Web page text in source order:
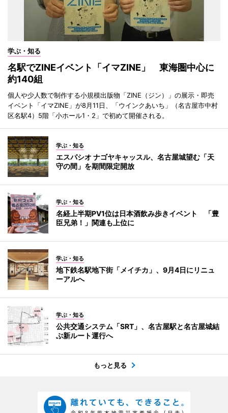
学ぶ・知る
名駅でZINEイベント「イマZINE」 東海圏中心に
約140組
個人や少人数で制作する小規模出版物「ZINE（ジン）」の展示・即売
イベント「イマZINE」が8月11日、「ウインクあいち」（名古屋市中村
区名駅4）5階「小ホール1・2」で初めて開催される。
学ぶ・知る
エスパシオ ナゴヤキャッスル、名古屋城望む「天
守の間」を期間限定開放
学ぶ・知る
名経上半期PV1位は日本酒飲み歩きイベント 「豊
臣兄弟！」関連も上位に
学ぶ・知る
地下鉄名駅地下街「メイチカ」、9月4日にリニュ
ーアルへ
学ぶ・知る
公共交通システム「SRT」、名古屋駅と名古屋城結
ぶ新ルート運行へ
もっと見る